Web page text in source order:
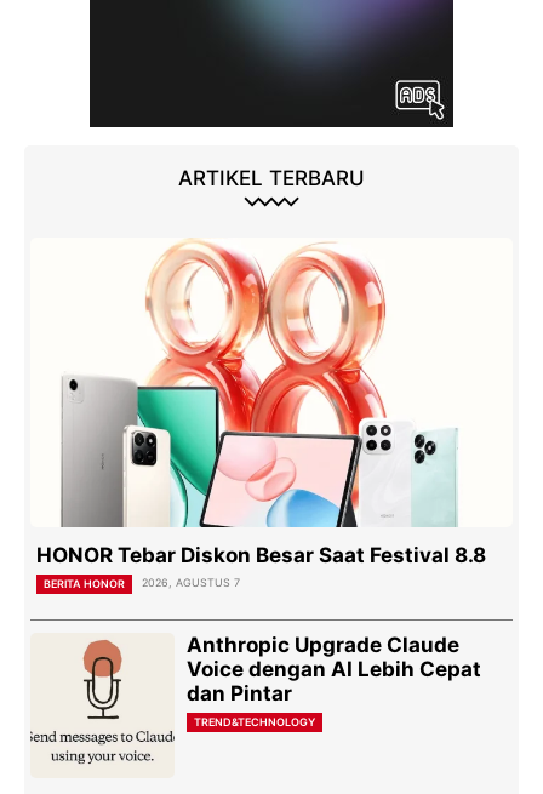
ARTIKEL TERBARU
HONOR Tebar Diskon Besar Saat Festival 8.8
BERITA HONOR 2026, AGUSTUS 7
Anthropic Upgrade Claude
Voice dengan AI Lebih Cepat
dan Pintar
TREND&TECHNOLOGY